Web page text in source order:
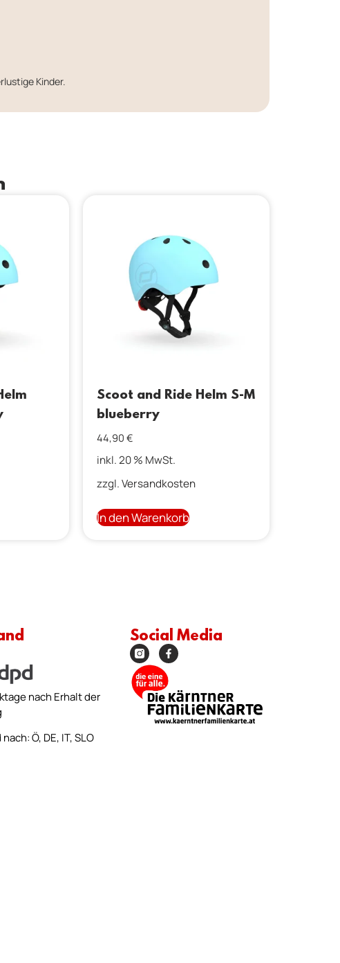
Kinder.
Scoot and Ride Helm S-M
blueberry
44,90 €
inkl. 20 % MwSt.
zzgl.Versandkosten
In den Warenkorb
nach Erhalt der
Ö, DE, IT, SLO
Social Media